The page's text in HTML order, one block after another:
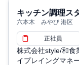
キッチン調理ス
六本木 みやび 港区
正社員
株式会社style/和食
イプレイングマネ